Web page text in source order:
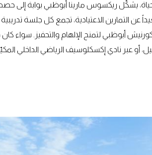
يشكّل ريكسوس مارينا أبوظبي بوابة إلى
التمارين الاعتيادية، تجمع كل جلسة تدريبية
أبوظبي لتمنح الإلهام والتحفيز. سواء
أو عبر نادي إكسكلوسيف الرياضي الداخلي